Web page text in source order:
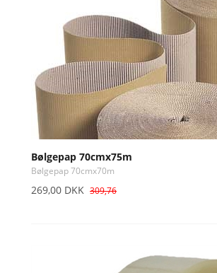
Bølgepap 70cmx75m
Bølgepap 70cmx70m
269,00 DKK 309,76